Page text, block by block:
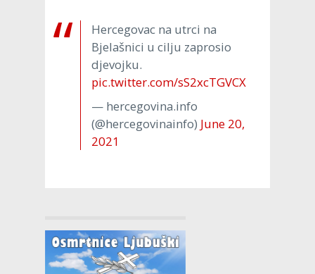
Hercegovac na utrci na
Bjelašnici u cilju zaprosio
djevojku.
pic.twitter.com/sS2xcTGVCX
— hercegovina.info
(@hercegovinainfo) June 20,
2021